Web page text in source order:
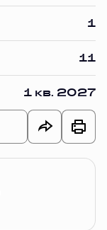
1
11
1 кв. 2027